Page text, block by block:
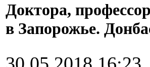
Доктора,
в Запорожье.